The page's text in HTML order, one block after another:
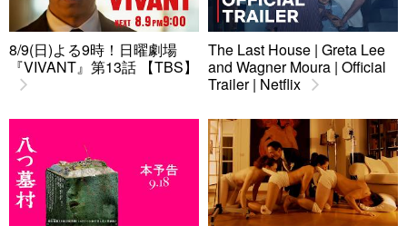
8/9(日)よる9時！日曜劇場
『VIVANT』第13話 【TBS】
The Last House | Greta Lee
and Wagner Moura | Official
Trailer | Netflix